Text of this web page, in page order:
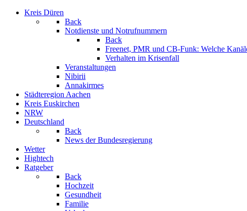
Kreis Düren
Back
Notdienste und Notrufnummern
Back
Freenet, PMR und CB-Funk: Welche
Verhalten im Krisenfall
Veranstaltungen
Nibirii
Annakirmes
Städteregion Aachen
Kreis Euskirchen
NRW
Deutschland
Back
News der Bundesregierung
Wetter
Hightech
Ratgeber
Back
Hochzeit
Gesundheit
Familie